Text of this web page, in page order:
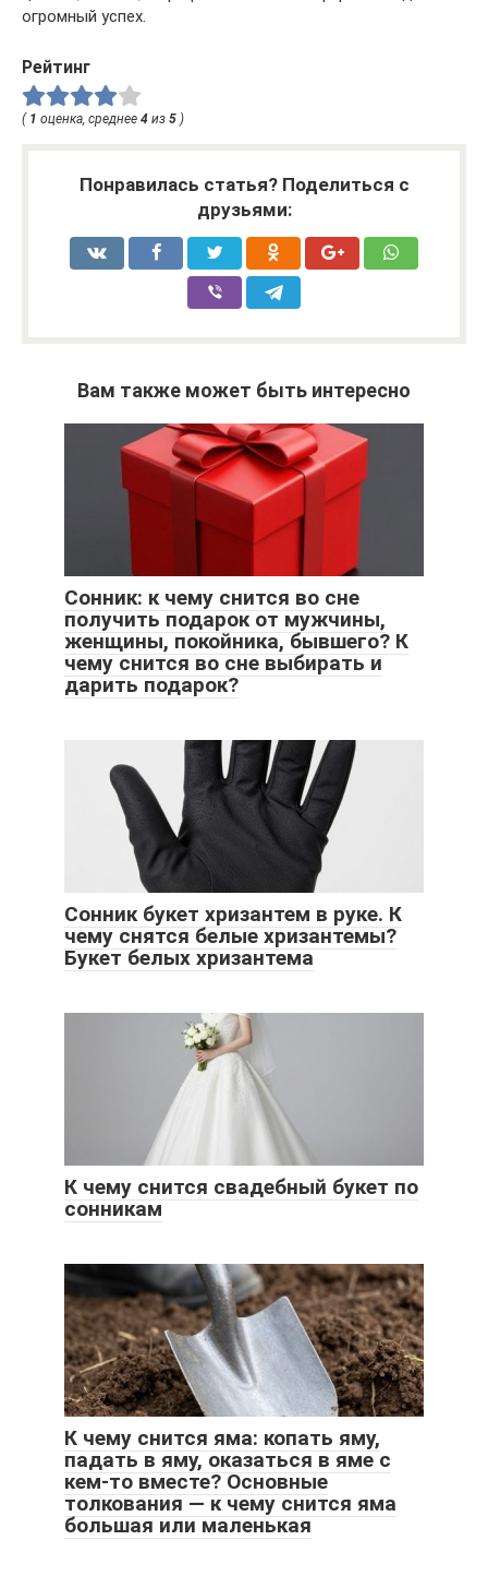
огромный успех.
Рейтинг
( 1 оценка, среднее 4 из 5 )
Понравилась статья? Поделиться с
друзьями:
Вам также может быть интересно
Сонник: к чему снится во сне
получить подарок от мужчины,
женщины, покойника, бывшего? К
чему снится во сне выбирать и
дарить подарок?
Сонник букет хризантем в руке. К
чему снятся белые хризантемы?
Букет белых хризантема
К чему снится свадебный букет по
сонникам
К чему снится яма: копать яму,
падать в яму, оказаться в яме с
кем-то вместе? Основные
толкования — к чему снится яма
большая или маленькая